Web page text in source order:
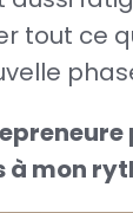
tout ce
à mon